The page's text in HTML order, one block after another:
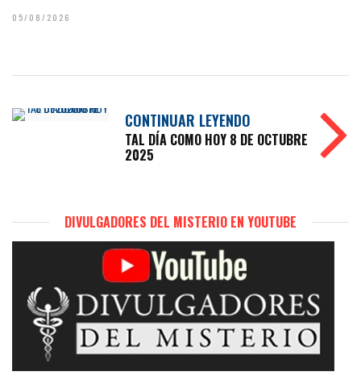
05/08/2026
CONTINUAR LEYENDO
TAL DÍA COMO HOY 8 DE OCTUBRE
2025
DIVULGADORES DEL MISTERIO EN YOUTUBE